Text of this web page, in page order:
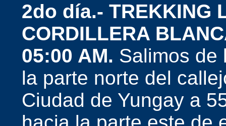
2do día.- TREKKING
CORDILLERA
05:00 AM. Salimos de
la parte norte del
Ciudad de Yungay a